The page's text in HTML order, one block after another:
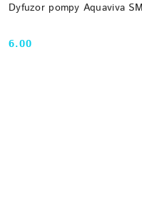
Dyfuzor pompy Aquaviva
Cena:
6.00